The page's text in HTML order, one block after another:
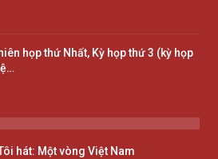
họp thứ Nhất, Kỳ họp thứ 3 (kỳ họp
hát: Một vòng Việt Nam